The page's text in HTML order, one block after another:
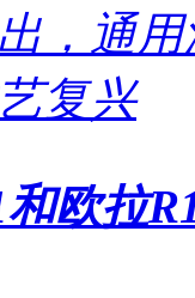
，通
复兴
和欧拉